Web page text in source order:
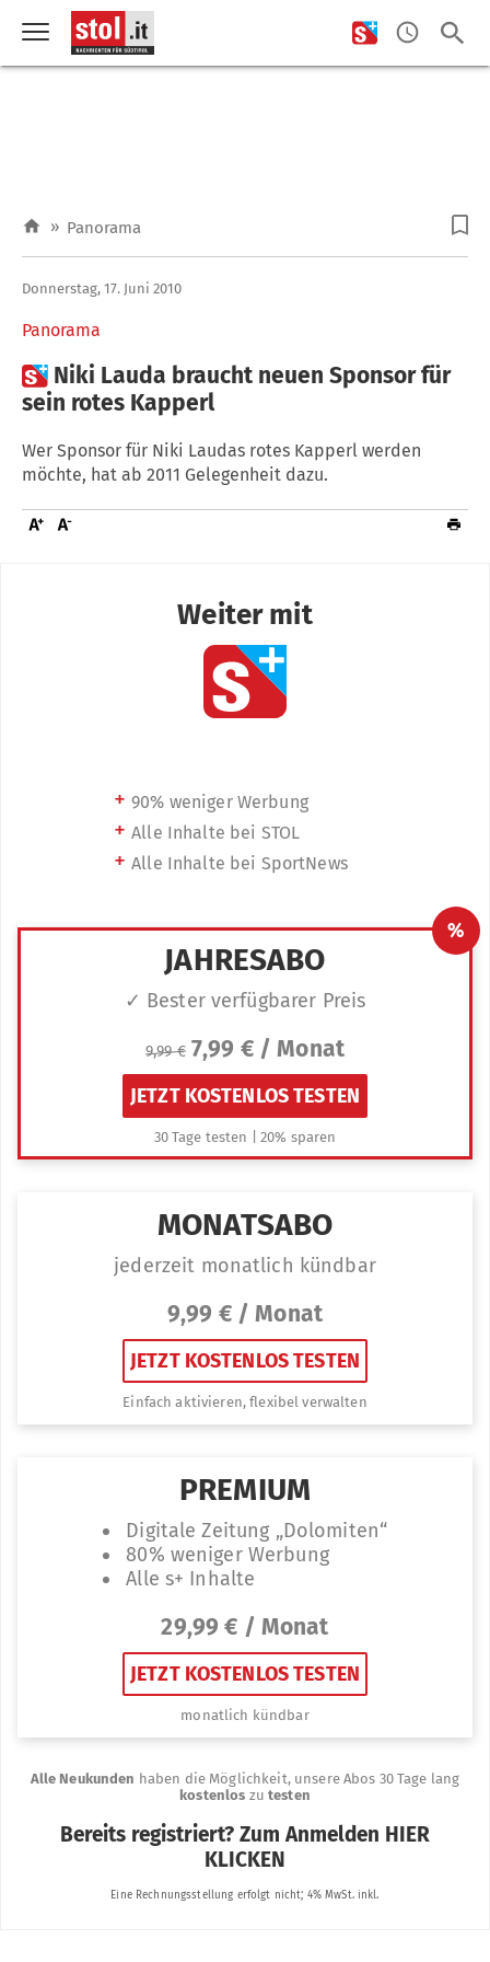
» Panorama
Panorama
Donnerstag, 17. Juni 2010
 Niki Lauda braucht neuen Sponsor für
sein rotes Kapperl
Wer Sponsor für Niki Laudas rotes Kapperl werden
möchte, hat ab 2011 Gelegenheit dazu.